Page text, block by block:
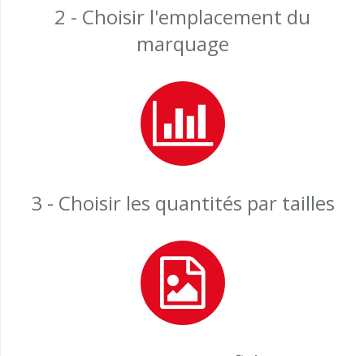
2 - Choisir l'emplacement du
marquage
3 - Choisir les quantités par tailles